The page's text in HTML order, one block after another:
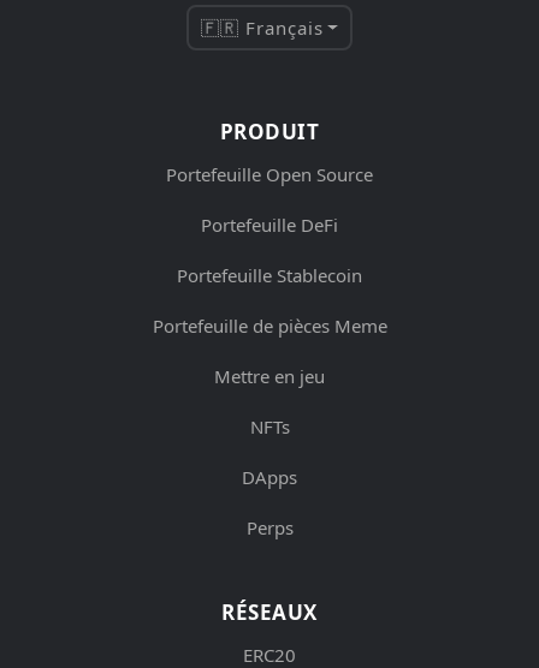
🇫🇷 Français
PRODUIT
Portefeuille Open Source
Portefeuille DeFi
Portefeuille Stablecoin
Portefeuille de pièces Meme
Mettre en jeu
NFTs
DApps
Perps
RÉSEAUX
ERC20